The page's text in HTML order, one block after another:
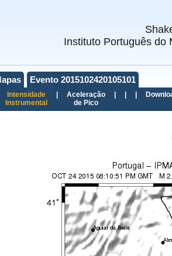
Instituto Português do
Evento 2015102420105101
Intensidade
Instrumental
Aceleração
de Pico